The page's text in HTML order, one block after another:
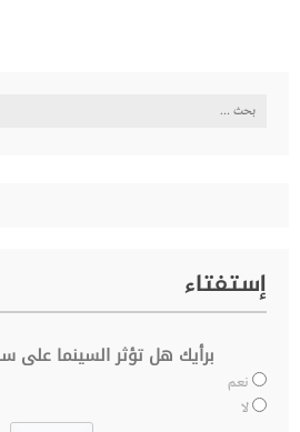
البحث
إستفتاء
برأيك هل تؤثر السينما على
نعم
لا